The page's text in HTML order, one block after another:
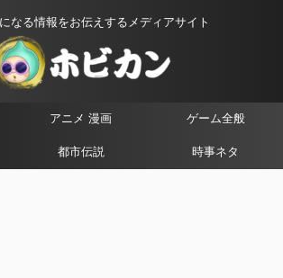
なる情報をお伝えするメディアサイト
アニメ 漫画 ゲーム全般
都市伝説 時事ネタ